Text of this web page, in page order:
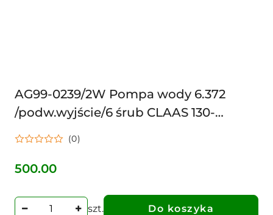
AG99-0239/2W Pompa wody 6.372
/podw.wyjście/6 śrub CLAAS 130-
10/2W.01 CLAAS 41313005, 41312709,
(0)
Cena:
500.00
szt. Do koszyka